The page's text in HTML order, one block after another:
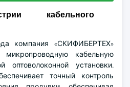
кабельного
компания «СКИФИБЕРТЕХ»
микропроводную кабельную
установки.
точный контроль